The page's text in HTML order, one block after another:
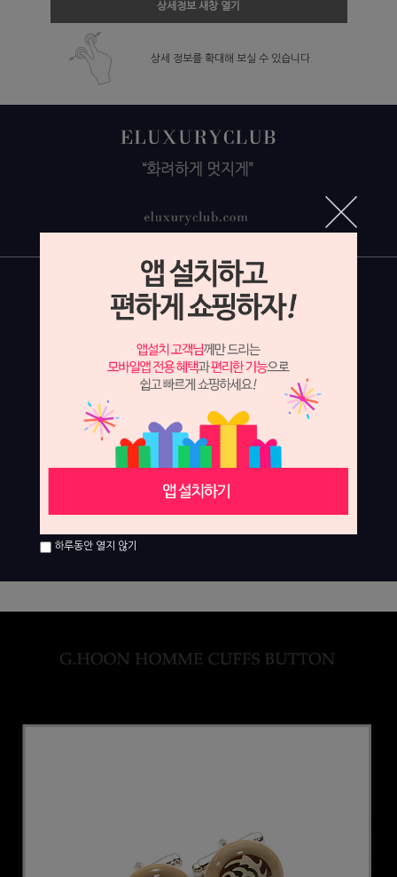
상세정보 새창 열기
상세 정보를 확대해 보실 수 있습니다.
하루동안 열지 않기